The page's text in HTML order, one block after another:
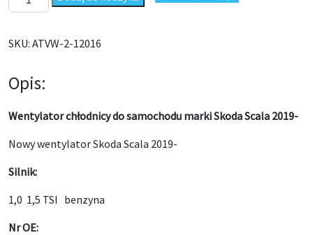
SKU: ATVW-2-12016
Opis:
Wentylator chłodnicy do samochodu marki Skoda Scala 2019-
Nowy wentylator Skoda Scala 2019-
Silnik:
1,0 1,5 TSI benzyna
Nr OE: